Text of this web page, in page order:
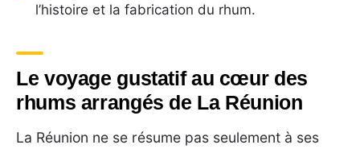
l’histoire et la fabrication du rhum.
Le voyage gustatif au cœur des
rhums arrangés de La Réunion
La Réunion ne se résume pas seulement à ses